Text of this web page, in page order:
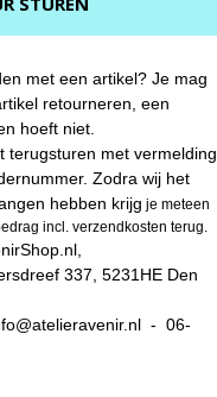
met een artikel? Je mag
retourneren, een
hoeft niet.
terugsturen met vermelding
Zodra wij het
hebben krijg je meteen
incl. verzendkosten terug.
337, 5231HE Den
- 06-